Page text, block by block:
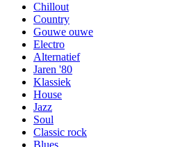
Chillout
Country
Gouwe ouwe
Electro
Alternatief
Jaren '80
Klassiek
House
Jazz
Soul
Classic rock